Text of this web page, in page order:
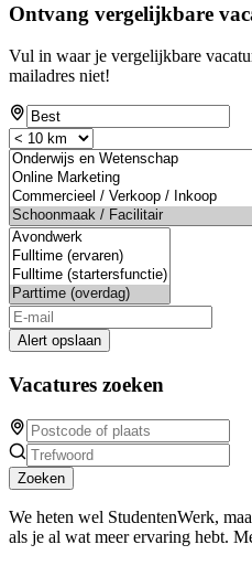
Ontvang vergelijkbare
Vul in waar je vergelijkbare
mailadres niet!
Alert opslaan
Vacatures zoeken
Zoeken
We heten wel StudentenWerk,
als je al wat meer ervaring hebt.